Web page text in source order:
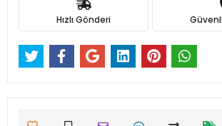
Hızlı Gönderi